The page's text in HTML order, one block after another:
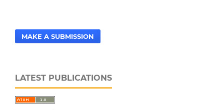
MAKE A SUBMISSION
LATEST PUBLICATIONS